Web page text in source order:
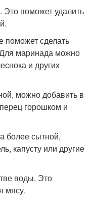
Это поможет удалить
поможет сделать
маринада можно
и других
можно добавить в
горошком и
более сытной,
капусту или другие
воды. Это
мясу.